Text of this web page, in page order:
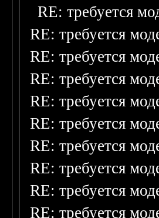
RE: требуется
RE: требуется
RE: требуется
RE: требуется
RE: требуется
RE: требуется
RE: требуется
RE: требуется
RE: требуется
RE: требуется